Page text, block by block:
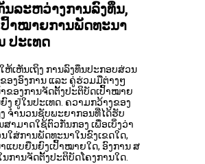
ນ​ລະ​ຫວ່າງ​ການ​ລົງ​ທຶນ,
າ​ໝາຍ​ການ​ພັດ​ທະ​ນາ​
ປະ​ເທດ
ຫ້​ເຫັນ​ເຖິງ ການ​ລົງ​ທຶນ​ປະ​ກອບ​ສ່ວນ​
ອງ​ອົງ​ການ ແລະ ຄູ່​ຮ່ວມ​ມື​ຕ່າງໆ
ຂອງ​ການ​ຈັດ​ຕັ້ງ​ປະ​ຕິ​ບັດ​ເປົ້າ​ໝາ​ຍ​
ຢູ່​ໃນ​ປະ​ເທດ. ຄວາມກວ້າງ​ຂອງ​
ຈຳ​ນວນຊັບ​ພະ​ຍາ​ກອນ​ທີ່​ໄດ້​ຮັບ​
າ​ມາດ​ໃຊ້​ຕົວ​ກັ່ນ​ກອງ ເພື່ອ​ເບິ່ງວ່າ​
ໃສ່​ການ​ພັດ​ທະ​ນາ​ໃນ​ຂົງ​ເຂດ​ໃດ,
ແບບ​ຍືນ​ຍົງ​ເປົ້າ​ໝາຍ​ໃດ, ອົງ​ການ ສ​
ການ​ຈັດ​ຕັ້ງ​ປະ​ຕິ​ບັດ​ໂຄງ​ການໃດ.